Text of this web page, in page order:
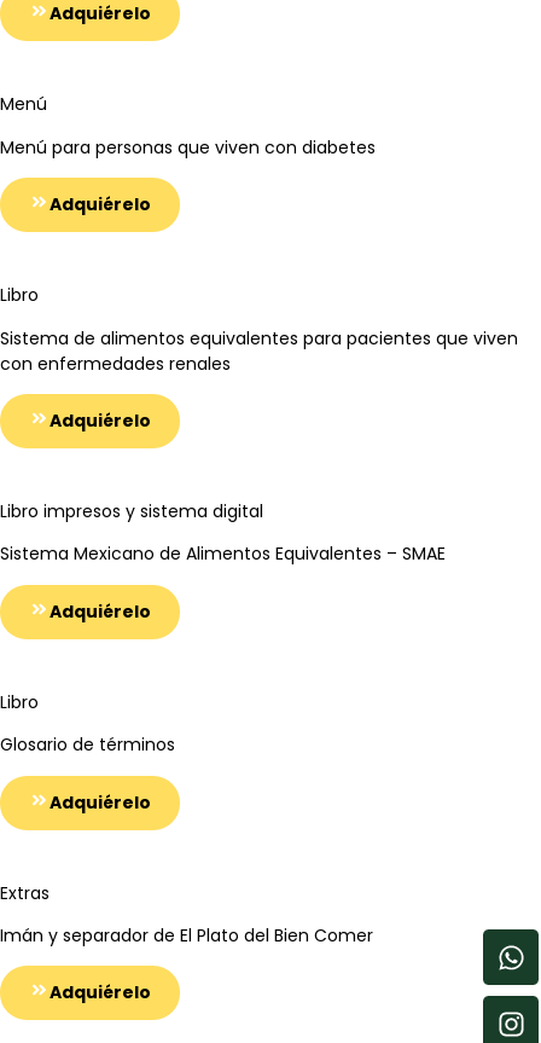
Adquiérelo
Menú
Menú para personas que viven con diabetes
Adquiérelo
Libro
Sistema de alimentos equivalentes para pacientes que viven
con enfermedades renales
Adquiérelo
Libro impresos y sistema digital
Sistema Mexicano de Alimentos Equivalentes – SMAE
Adquiérelo
Libro
Glosario de términos
Adquiérelo
Extras
Imán y separador de El Plato del Bien Comer
Adquiérelo